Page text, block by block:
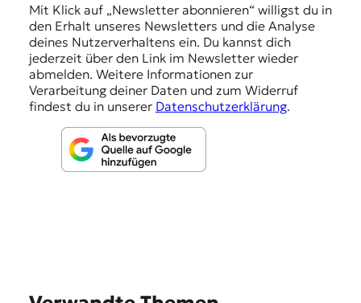
Mit Klick auf „Newsletter abonnieren“ willigst du in
den Erhalt unseres Newsletters und die Analyse
deines Nutzerverhaltens ein. Du kannst dich
jederzeit über den Link im Newsletter wieder
abmelden. Weitere Informationen zur
Verarbeitung deiner Daten und zum Widerruf
findest du in unserer Datenschutzerklärung.